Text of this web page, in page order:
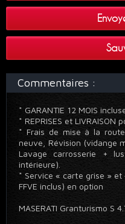
Commentaires :
* GARANTIE 12 MOIS
* REPRISES et LIVRAISON
* Frais de mise à la
neuve, Révision (vidange
Lavage carrosserie +
intérieure).
* Service « carte grise »
FFVE inclus) en option
MASERATI Granturismo S